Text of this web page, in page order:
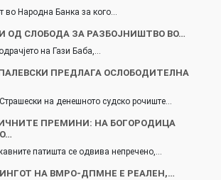
во Народна Банка за кого…
ОД СЛОБОДА ЗА РАЗБОЈНИШТВО ВО…
на Гази Баба,…
ПРЕДЛАГА ОСЛОБОДИТЕЛНА
на денешното судско рочиште…
ПРЕМИНИ: НА БОГОРОДИЦА
патишта се одвива непречено,…
НА ВМРО-ДПМНЕ Е РЕАЛЕН,…